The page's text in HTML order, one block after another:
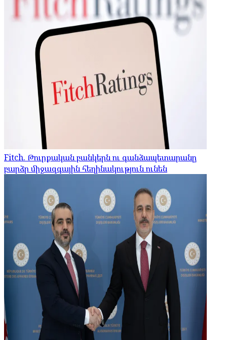
Fitch. Թուրքական բանկերն ու գանձապետարանը
բարձր միջազգային հեղինակություն ունեն